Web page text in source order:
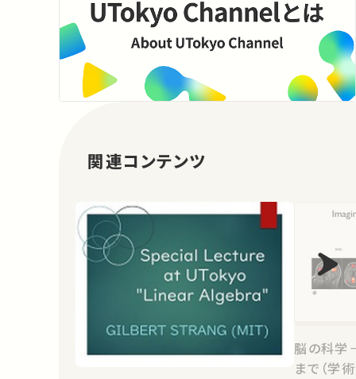
関連コンテンツ
脳の科学
まで（学